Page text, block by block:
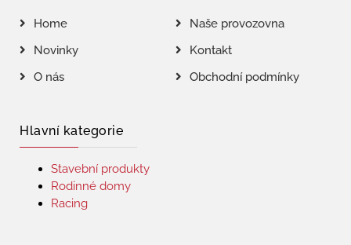
Home
Naše provozovna
Novinky
Kontakt
O nás
Obchodní podmínky
Hlavní kategorie
Stavební produkty
Rodinné domy
Racing